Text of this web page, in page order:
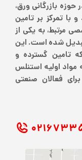
خود را در حوزه بازرگانی ورق،
با تمرکز بر تامین
مرتبط، به یکی از
تبدیل شده است. این
تامین گسترده و
اولیه استنلس
فعالان صنعتی